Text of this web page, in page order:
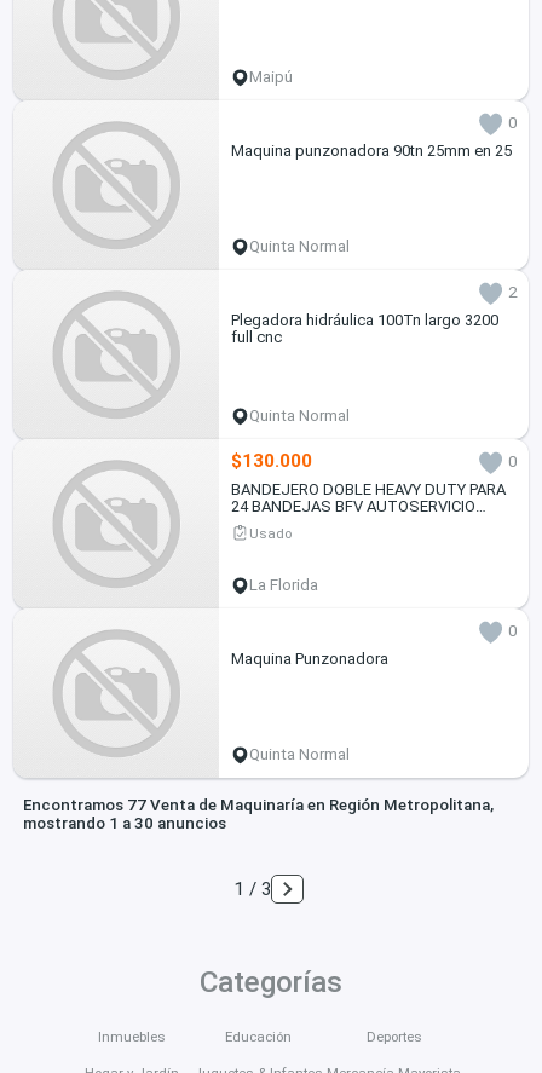
Maipú
0
Maquina punzonadora 90tn 25mm en 25
Quinta Normal
2
Plegadora hidráulica 100Tn largo 3200
full cnc
Quinta Normal
$130.000
0
BANDEJERO DOBLE HEAVY DUTY PARA
24 BANDEJAS BFV AUTOSERVICIO
TRADICIONAL
Usado
La Florida
0
Maquina Punzonadora
Quinta Normal
Encontramos 77 Venta de Maquinaría en Región Metropolitana,
mostrando 1 a 30 anuncios
1 / 3
Categorías
Inmuebles Educación Deportes